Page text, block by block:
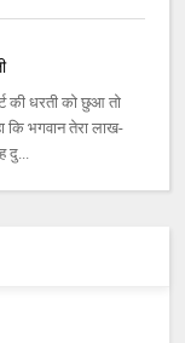
की धरती को छुआ तो
भगवान तेरा लाख-
दु...